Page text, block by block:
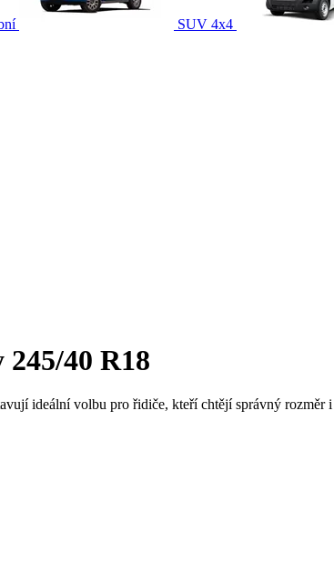
SUV 4x4
40 R18
ideální volbu pro řidiče, kteří chtějí správný